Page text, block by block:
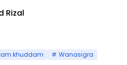
Rizal
khuddam Wanasigra